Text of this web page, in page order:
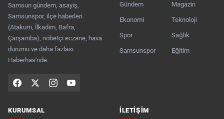
Samsun gündem, asayiş,
Samsunspor, ilçe haberleri
(Atakum, İlkadım, Bafra,
Çarşamba), nöbetçi eczane, hava
durumu ve daha fazlası
Haberhas'nde.
Gündem
Ekonomi
Spor
Samsunspor
Magazin
Teknoloji
Sağlık
Eğitim
KURUMSAL İLETIŞIM